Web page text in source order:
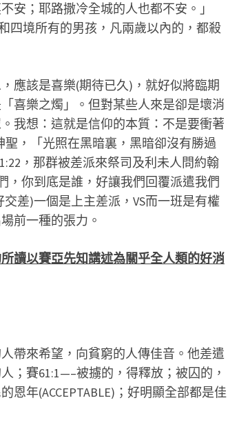
安；耶路撒冷全城的人也都不安。」
四境所有的男孩，凡兩歲以內的，都殺
應該是喜樂(期待已久)，就好似將臨期
喜樂之燭」。但對某些人來是卻是壞消
我想：這就是信仰的本質：不是要衝著
，「光照在黑暗裏，黑暗卻沒有勝過
，那群被差派來祭司及利未人問約翰
，你到底是誰，好讓我們回覆派遣我們
差)一個是上主差派，VS而一班是有權
前一種的張力。
讀以賽亞先知講述為關乎全人類的好消
帶來希望，向貧窮的人傳佳音。他差遣
；賽61:1—–被擄的，得釋放；被囚的，
年(ACCEPTABLE)；好明顯全部都是佳